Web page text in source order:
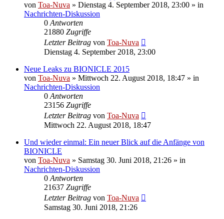
von Toa-Nuva » Dienstag 4. September 2018, 23:00 » in
Nachrichten-Diskussion
0 Antworten
21880 Zugriffe
Letzter Beitrag von Toa-Nuva
Dienstag 4. September 2018, 23:00
Neue Leaks zu BIONICLE 2015
von Toa-Nuva » Mittwoch 22. August 2018, 18:47 » in
Nachrichten-Diskussion
0 Antworten
23156 Zugriffe
Letzter Beitrag von Toa-Nuva
Mittwoch 22. August 2018, 18:47
Und wieder einmal: Ein neuer Blick auf die Anfänge von
BIONICLE
von Toa-Nuva » Samstag 30. Juni 2018, 21:26 » in
Nachrichten-Diskussion
0 Antworten
21637 Zugriffe
Letzter Beitrag von Toa-Nuva
Samstag 30. Juni 2018, 21:26